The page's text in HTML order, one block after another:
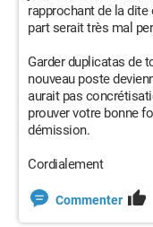
rapprochant de la dite
part serait très mal
Garder duplicatas de
nouveau poste
aurait pas
prouver votre bonne
démission.
Cordialement
Commenter